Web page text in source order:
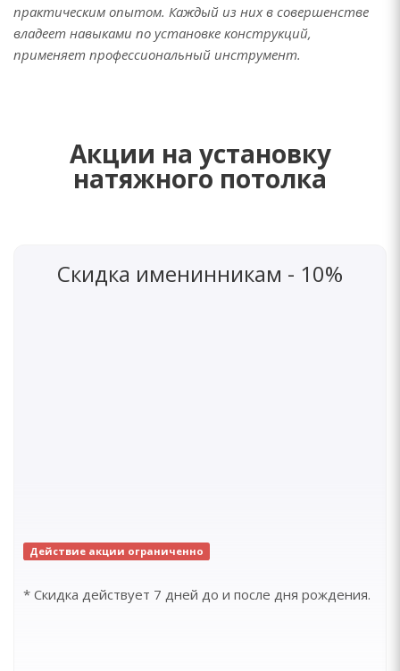
практическим опытом. Каждый из них в совершенстве
владеет навыками по установке конструкций,
применяет профессиональный инструмент.
Акции на установку
натяжного потолка
Скидка именинникам - 10%
Действие акции ограниченно
* Скидка действует 7 дней до и после дня рождения.